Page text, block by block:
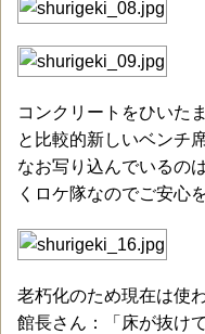
コンクリートをひいた
と比較的新しいベンチ
なお写り込んでいるの
くロケ隊なのでご安心を
老朽化のため現在は使
館長さん：「床が抜け